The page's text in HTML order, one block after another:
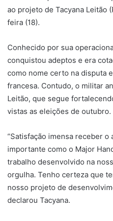
ao projeto de Tacyana Leitão
feira (18).
Conhecido por sua
conquistou adeptos e era
como nome certo na disputa
francesa. Contudo, o militar
Leitão, que segue
vistas as eleições de outubro.
“Satisfação imensa receber o
importante como o Major
trabalho desenvolvido na
orgulha. Tenho certeza que
nosso projeto de
declarou Tacyana.